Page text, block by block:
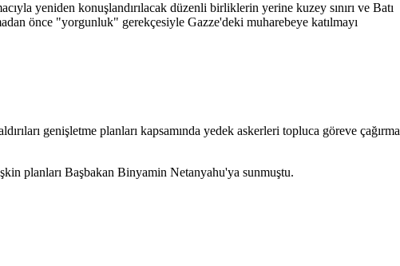
yeniden konuşlandırılacak düzenli birliklerin yerine kuzey sınırı ve Batı
önce "yorgunluk" gerekçesiyle Gazze'deki muharebeye katılmayı
genişletme planları kapsamında yedek askerleri topluca göreve çağırma
planları Başbakan Binyamin Netanyahu'ya sunmuştu.